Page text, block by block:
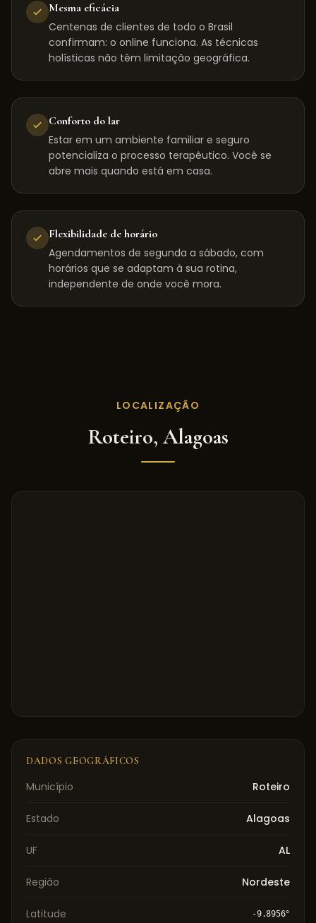
Mesma eficácia
Centenas de clientes de todo o Brasil
confirmam: o online funciona. As técnicas
holísticas não têm limitação geográfica.
Conforto do lar
Estar em um ambiente familiar e seguro
potencializa o processo terapêutico. Você se
abre mais quando está em casa.
Flexibilidade de horário
Agendamentos de segunda a sábado, com
horários que se adaptam à sua rotina,
independente de onde você mora.
LOCALIZAÇÃO
Roteiro,Alagoas
DADOS GEOGRÁFICOS
Município Roteiro
Estado Alagoas
UF AL
Região Nordeste
Latitude -9.8956°